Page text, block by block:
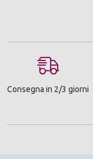
Consegna in 2/3 giorni